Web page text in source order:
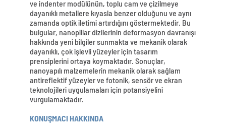
ve indenter modülünün, toplu cam ve çizilmeye
dayanıklı metallere kıyasla benzer olduğunu ve aynı
zamanda optik iletimi artırdığını göstermektedir. Bu
bulgular, nanopillar dizilerinin deformasyon davranışı
hakkında yeni bilgiler sunmakta ve mekanik olarak
dayanıklı, çok işlevli yüzeyler için tasarım
prensiplerini ortaya koymaktadır. Sonuçlar,
nanoyapılı malzemelerin mekanik olarak sağlam
antireflektif yüzeyler ve fotonik, sensör ve ekran
teknolojileri uygulamaları için potansiyelini
vurgulamaktadır.
KONUŞMACI HAKKINDA